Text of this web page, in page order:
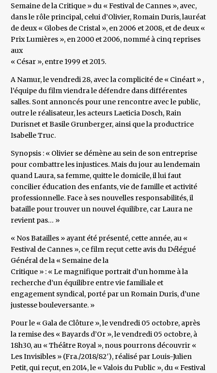
Semaine de la Critique » du « Festival de Cannes », avec,
dans le rôle principal, celui d’Olivier, Romain Duris, lauréat
de deux « Globes de Cristal », en 2006 et 2008, et de deux «
Prix Lumières », en 2000 et 2006, nommé à cinq reprises
aux
« César », entre 1999 et 2015.
A Namur, le vendredi 28, avec la complicité de « Cinéart » ,
l’équipe du film viendra le défendre dans différentes
salles. Sont annoncés pour une rencontre avec le public,
outre le réalisateur, les acteurs Laeticia Dosch, Rain
Durisnet et Basile Grunberger, ainsi que la productrice
Isabelle Truc.
Synopsis : « Olivier se démène au sein de son entreprise
pour combattre les injustices. Mais du jour au lendemain
quand Laura, sa femme, quitte le domicile, il lui faut
concilier éducation des enfants, vie de famille et activité
professionnelle. Face à ses nouvelles responsabilités, il
bataille pour trouver un nouvel équilibre, car Laura ne
revient pas… »
« Nos Batailles » ayant été présenté, cette année, au «
Festival de Cannes », ce film reçut cette avis du Délégué
Général de la « Semaine de la
Critique » : « Le magnifique portrait d’un homme à la
recherche d’un équilibre entre vie familiale et
engagement syndical, porté par un Romain Duris, d’une
justesse bouleversante. »
Pour le « Gala de Clôture », le vendredi 05 octobre, après
la remise des « Bayards d’Or », le vendredi 05 octobre, à
18h30, au « Théâtre Royal », nous pourrons découvrir «
Les Invisibles » (Fra./2018/82′), réalisé par Louis-Julien
Petit, qui reçut, en 2014, le « Valois du Public », du « Festival